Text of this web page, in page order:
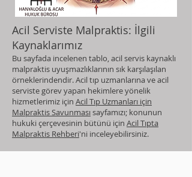
Acil Serviste Malpraktis: İlgili
Kaynaklarımız
Bu sayfada incelenen tablo, acil servis kaynaklı
malpraktis uyuşmazlıklarının sık karşılaşılan
örneklerindendir. Acil tıp uzmanlarına ve acil
serviste görev yapan hekimlere yönelik
hizmetlerimiz için Acil Tıp Uzmanları için
Malpraktis Savunmasısayfamızı; konunun
hukuki çerçevesinin bütünü için Acil Tıpta
Malpraktis Rehberi'ni inceleyebilirsiniz.